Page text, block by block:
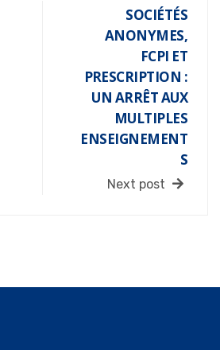
SOCIÉTÉS
ANONYMES,
FCPI ET
PRESCRIPTION :
UN ARRÊT AUX
MULTIPLES
ENSEIGNEMENT
S
Next post